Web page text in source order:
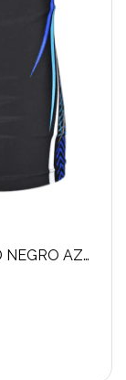
TRAJEBAÑO HOMBRE BOXER GOLD NEGRO AZUL